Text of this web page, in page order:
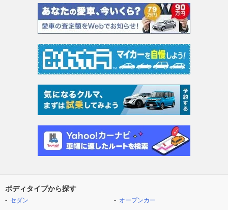
ボディタイプから探す
セダン
オープンカー